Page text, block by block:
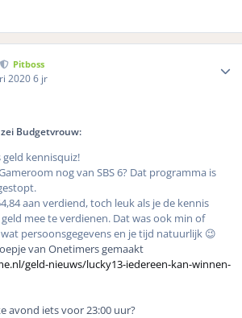
Pitboss
20206 jr
Budgetvrouw:
kennisquiz!
nog van SBS 6? Dat programma is
aan verdiend, toch leuk als je de kennis
mee te verdienen. Dat was ook min of
persoonsgegevens en je tijd natuurlijk 😉
van Onetimers gemaakt
geld-nieuws/lucky13-iedereen-kan-winnen-
avond iets voor 23:00 uur?